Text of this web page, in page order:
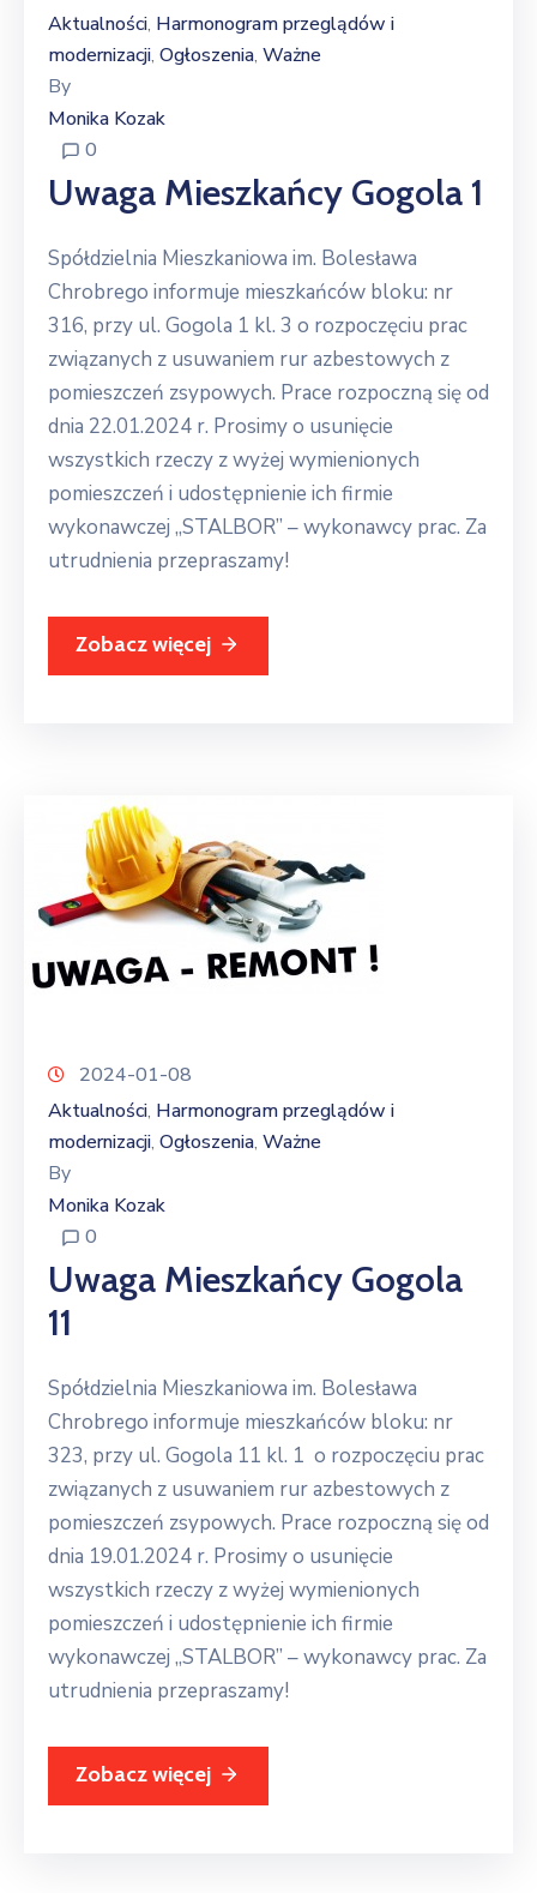
Aktualności‚ Harmonogram przeglądów i
modernizacji‚ Ogłoszenia‚ Ważne
By
Monika Kozak
0
Uwaga Mieszkańcy Gogola 1
Spółdzielnia Mieszkaniowa im. Bolesława
Chrobrego informuje mieszkańców bloku: nr
316, przy ul. Gogola 1 kl. 3 o rozpoczęciu prac
związanych z usuwaniem rur azbestowych z
pomieszczeń zsypowych. Prace rozpoczną się od
dnia 22.01.2024 r. Prosimy o usunięcie
wszystkich rzeczy z wyżej wymienionych
pomieszczeń i udostępnienie ich firmie
wykonawczej ,,STALBOR” – wykonawcy prac. Za
utrudnienia przepraszamy!
Zobacz więcej
2024-01-08
Aktualności‚ Harmonogram przeglądów i
modernizacji‚ Ogłoszenia‚ Ważne
By
Monika Kozak
0
Uwaga Mieszkańcy Gogola
11
Spółdzielnia Mieszkaniowa im. Bolesława
Chrobrego informuje mieszkańców bloku: nr
323, przy ul. Gogola 11 kl. 1 o rozpoczęciu prac
związanych z usuwaniem rur azbestowych z
pomieszczeń zsypowych. Prace rozpoczną się od
dnia 19.01.2024 r. Prosimy o usunięcie
wszystkich rzeczy z wyżej wymienionych
pomieszczeń i udostępnienie ich firmie
wykonawczej ,,STALBOR” – wykonawcy prac. Za
utrudnienia przepraszamy!
Zobacz więcej